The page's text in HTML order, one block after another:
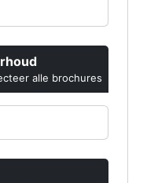
alle brochures